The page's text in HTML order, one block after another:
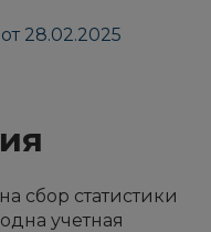
28.02.2025
сбор статистики
учетная